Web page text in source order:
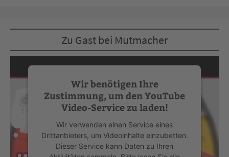
Zu Gast bei Mutmacher
Wir benötigen Ihre
Zustimmung, um den YouTube
Video-Service zu laden!
Wir verwenden einen Service eines
Drittanbieters, um Videoinhalte einzubetten.
Dieser Service kann Daten zu Ihren